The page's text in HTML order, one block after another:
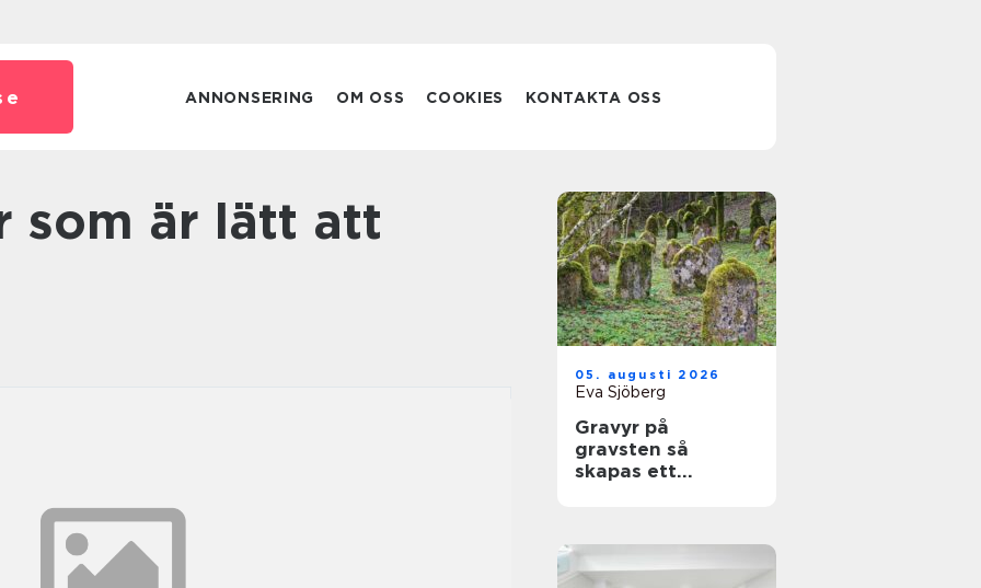
ANNONSERING OM OSS COOKIES KONTAKTA OSS
05. augusti 2026
Eva Sjöberg
Gravyr på
gravsten så
skapas ett